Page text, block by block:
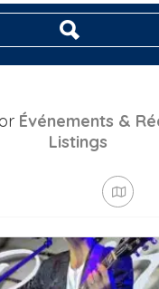
Événements &
Listings